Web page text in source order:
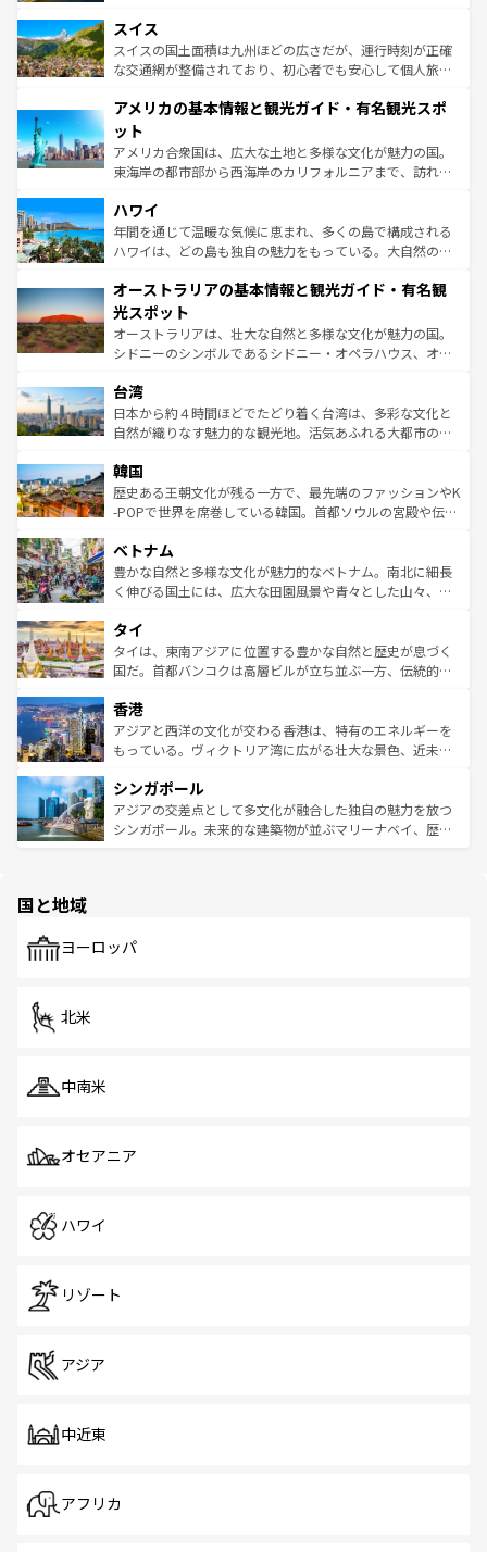
を参照してほしい。
は、お酒好きな人にはぜひ体験してほしい。 なお、新着の
ドイツ情報はコンテンツ一覧を参照してほしい。
リアごとに異なる魅力がある。また、優雅なアフタヌーン
ティー、ビール好きにはたまらない英国パブ、サッカー観
戦など、本場だからこそできる体験も豊富。イギリスを旅
ンツ一覧を参照してほしい。
スイス
スイスの国土面積は九州ほどの広さだが、運行時刻が正確
な交通網が整備されており、初心者でも安心して個人旅行
の建物がそのまま残る町や、スイスならではのユニークな
博物館もあり、アルプス観光だけでなく町歩きも満喫する
ことができる。国民の所得が高いため物価も高いが、旅行
者向けの交通パス提供のサービスもあり、うまく活用すれ
着のスイス情報は
アメリカの基本情報と観光ガイド・有名観光スポ
ット
アメリカ合衆国は、広大な土地と多様な文化が魅力の国。
東海岸の都市部から西海岸のカリフォルニアまで、訪れる
のような巨大都市は、観光、ショッピング、エンターテイ
ンメントが詰まった刺激的なスポットだ。一方、アメリカ
西部には大自然が広がり、グランドキャニオンやイエロー
部のニューオーリンズでは、音楽と美食が融合した独特の
文化が魅力。旅行者はアメリカの各地域で異なる魅力を楽
しみながら、その多様性と豊かな歴史を感じることができ
るだろう。車でのロードトリップや列車の旅も、アメリカ
情報は
ハワイ
年間を通じて温暖な気候に恵まれ、多くの島で構成される
ハワイは、どの島も独自の魅力をもっている。大自然の神
ワイ島は見逃せない。また、定番の観光地といえばオアフ
島だが、静かな自然を求めるならマウイ島やカウアイ島が
おすすめ。エメラルドグリーンに輝く海をはじめ、豊かな
文化や歴史が息づいている。「アロハスピリット」と呼ば
人々、おいしいローカルフードやハワイアンミュージッ
ク、伝統的なフラダンスなど、すべてがハワイの魅力を彩
っている。訪れるたびに新しい発見と感動が待っているハ
はコンテンツ一覧
オーストラリアの基本情報と観光ガイド・有名観
光スポット
オーストラリアは、壮大な自然と多様な文化が魅力の国。
シドニーのシンボルであるシドニー・オペラハウス、オー
リアリーフや大陸中央部にそびえるウルル（エアーズロッ
ク）、タスマニアの美しい原生林やケアンズの熱帯雨林な
ど、見どころがたくさん。また、カフェやワイン、オージ
いる。アクティビティも充実しており、サーフィンやダイ
ビング、ハイキングなど、アウトドア好きにはたまらな
い。オーストラリアの多彩な魅力を存分に味わいつくそ
参照してほしい。
台湾
日本から約４時間ほどでたどり着く台湾は、多彩な文化と
自然が織りなす魅力的な観光地。活気あふれる大都市の台
ン）、静ひつな山岳地帯である台湾東部など、都市の喧騒
と山間の静けさが共存しており、訪れる人に新しい発見と
驚きをもたらしてくれる。また、奥深い台湾の食文化も魅
容にもいいと評判のスイーツなど、バラエティ豊かな料理
が味わえる。 なお、新着の台湾情報は コンテンツ一覧を参
照してほしい。
韓国
歴史ある王朝文化が残る一方で、最先端のファッションやK
-POPで世界を席巻している韓国。首都ソウルの宮殿や伝統
き、地方に足を延ばせば四季折々の自然美を楽しむことが
できる。そして、キムチや焼肉、絶品のストリートフード
まで、さまざまな韓国料理が待っている。夜には、韓国な
リティに包まれながら、韓国の多彩な魅力を心ゆくまで味
わってみてほしい。 なお、新着の韓国情報はコンテンツ一
覧を参照してほしい。
ベトナム
豊かな自然と多様な文化が魅力的なベトナム。南北に細長
く伸びる国土には、広大な田園風景や青々とした山々、世
急速な発展と共に伝統が息づく。ハノイの古い町並みやホ
ーチミン市のフランス統治時代の建物も、独特の雰囲気を
醸し出している。また、バラエティの豊かさとおいしさで
とつ。フォーやバインミー、ベトナムコーヒーなどは、ぜ
ひ現地で味わいたい。どの地域を訪れてもあたたかい人々
が旅行者を迎えてくれるので、きっと忘れられない旅にな
参照してほしい。
タイ
タイは、東南アジアに位置する豊かな自然と歴史が息づく
国だ。首都バンコクは高層ビルが立ち並ぶ一方、伝統的な
の活気が交差している。北部ではチェンマイなどの山岳地
帯で自然と触れ合い、南部ではプーケットやクラビの美し
いビーチでリゾート気分を楽しむことができる。タイ料理
激する。気候は一年中温暖で、どの季節にも異なる楽しみ
が待っている。親しみやすいタイの人々、仏教を中心とし
た文化、そして多様な観光資源が、訪れる旅人を魅了し続
香港
アジアと西洋の文化が交わる香港は、特有のエネルギーを
もっている。ヴィクトリア湾に広がる壮大な景色、近未来
み、どこを訪れても感動するはず。観光スポットが密集し
ており、効率よく見どころを回れるのも魅力。息をのむよ
うな絶景から文化的な体験まで、香港を存分に楽しみ尽く
シンガポール
アジアの交差点として多文化が融合した独自の魅力を放つ
シンガポール。未来的な建築物が並ぶマリーナベイ、歴史
で、ホーカーズは地元の風情を楽しめる外せないスポット
国と地域
ヨーロッパ
北米
中南米
オセアニア
ハワイ
リゾート
アジア
中近東
アフリカ